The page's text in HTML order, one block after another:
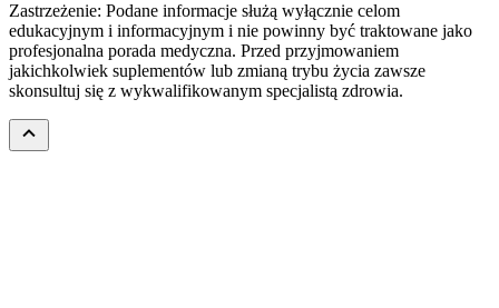
Zastrzeżenie: Podane informacje służą wyłącznie celom
edukacyjnym i informacyjnym i nie powinny być traktowane jako
profesjonalna porada medyczna. Przed przyjmowaniem
jakichkolwiek suplementów lub zmianą trybu życia zawsze
skonsultuj się z wykwalifikowanym specjalistą zdrowia.